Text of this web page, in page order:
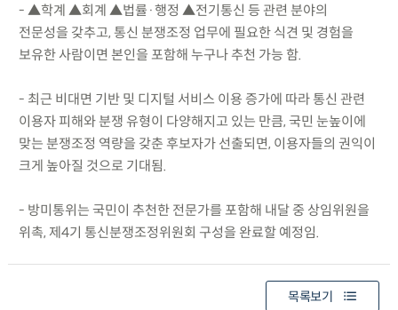
- ▲학계 ▲회계 ▲법률·행정 ▲전기통신 등 관련 분야의
전문성을 갖추고, 통신 분쟁조정 업무에 필요한 식견 및 경험을
보유한 사람이면 본인을 포함해 누구나 추천 가능 함.
- 최근 비대면 기반 및 디지털 서비스 이용 증가에 따라 통신 관련
이용자 피해와 분쟁 유형이 다양해지고 있는 만큼, 국민 눈높이에
맞는 분쟁조정 역량을 갖춘 후보자가 선출되면, 이용자들의 권익이
크게 높아질 것으로 기대됨.
- 방미통위는 국민이 추천한 전문가를 포함해 내달 중 상임위원을
위촉, 제4기 통신분쟁조정위원회 구성을 완료할 예정임.
목록보기